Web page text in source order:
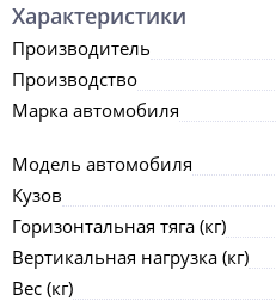
Характеристики
Производитель
Производство
Марка автомобиля
Модель автомобиля
Кузов
Горизонтальная тяга (кг)
Вертикальная нагрузка (кг)
Вес (кг)